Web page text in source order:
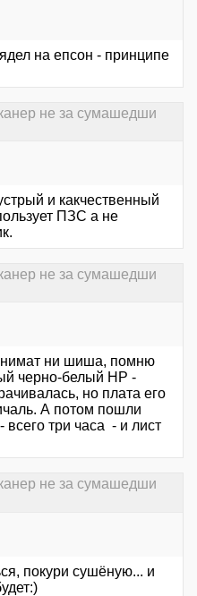
на епсон - принципе
не за сумашедши
и какчественный
ПЗС а не
не за сумашедши
ни шиша, помню
черно-белый HP -
но плата его
А потом пошли
три часа - и лист
не за сумашедши
покури сушёную... и